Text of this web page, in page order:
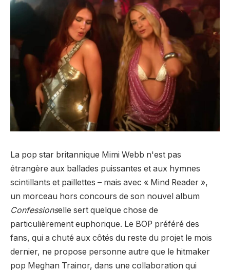
La pop star britannique Mimi Webb n'est pas
étrangère aux ballades puissantes et aux hymnes
scintillants et paillettes – mais avec « Mind Reader »,
un morceau hors concours de son nouvel album
Confessionselle sert quelque chose de
particulièrement euphorique. Le BOP préféré des
fans, qui a chuté aux côtés du reste du projet le mois
dernier, ne propose personne autre que le hitmaker
pop Meghan Trainor, dans une collaboration qui